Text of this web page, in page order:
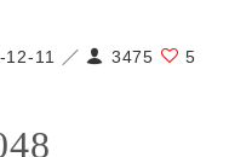
12-11 ／ 3475 5